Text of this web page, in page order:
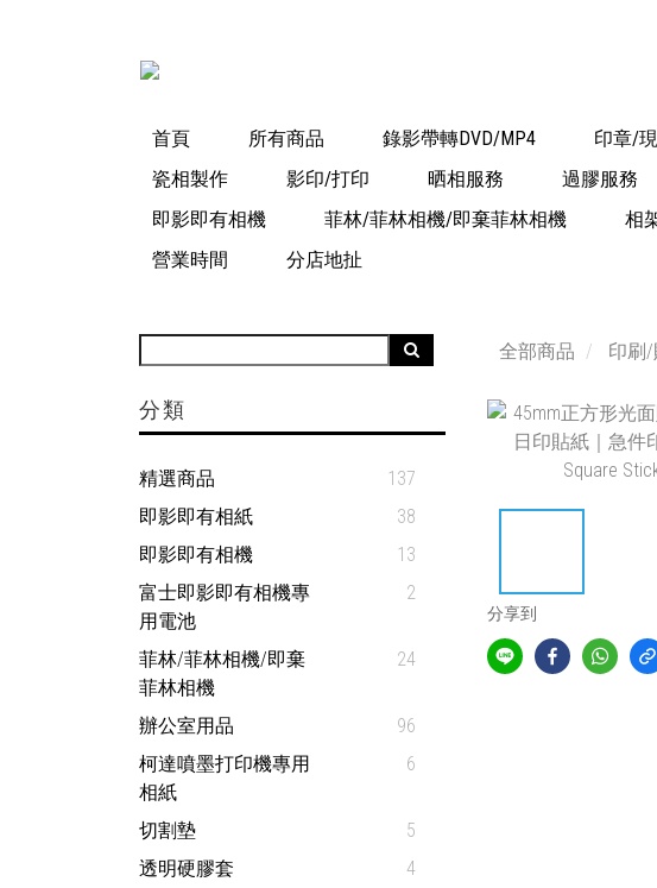
首頁 所有商品 錄影帶轉DVD/MP4 印章/
瓷相製作
影印/打印 晒相服務 過膠服務
即影即有相機
菲林/菲林相機/即棄菲林相機 相
營業時間
分店地扯
分類
精選商品
137
即影即有相紙
38
即影即有相機
13
富士即影即有相機專
用電池
2
菲林/菲林相機/即棄
菲林相機
24
辦公室用品
96
柯達噴墨打印機專用
相紙
6
切割墊
5
透明硬膠套
4
全部商品 印刷
分享到